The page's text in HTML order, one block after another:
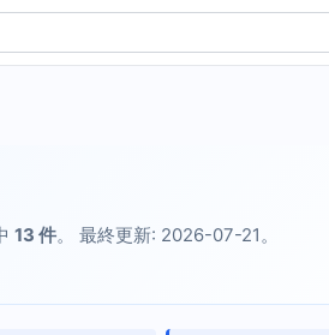
13 件。 最終更新: 2026-07-21。